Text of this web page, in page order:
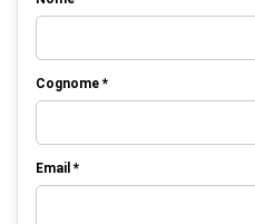
Cognome *
Email *